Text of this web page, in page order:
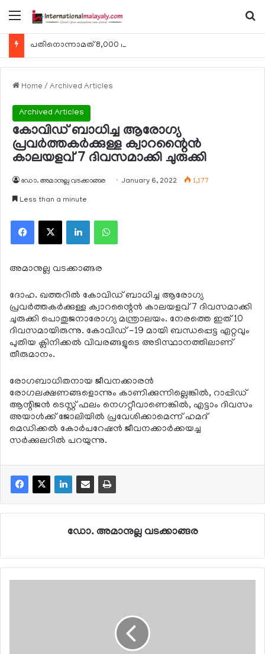
Menu
Home / Archived Articles
Archived Articles
കോവിഡ് ബാധിച്ച ആരോഗ്യ
പ്രവര്‍ത്തകര്‍ക്കുള്ള ക്വാറന്റൈന്‍
കാലയളവ് 7 ദിവസമാക്കി ചുരുക്കി
ഡോ. അമാനുല്ല വടക്കാങ്ങര January 6, 2022 1,177
Less than a minute
Facebook
X LinkedInWhatsApp
അമാനുല്ല വടക്കാങ്ങര
ദോഹ. ഖത്തറില്‍ കോവിഡ് ബാധിച്ച ആരോഗ്യ
പ്രവര്‍ത്തകര്‍ക്കുള്ള ക്വാറന്റൈന്‍ കാലയളവ് 7 ദിവസമാക്കി
ചുരുക്കി പൊതുജനാരോഗ്യ മന്ത്രാലയം. നേരത്തെ ഇത് 10
ദിവസമായിരുന്നു. കോവിഡ് -19 മായി ബന്ധപ്പെട്ട ഏറ്റവും
പുതിയ ക്ലിനിക്കല്‍ വിവരങ്ങളുടെ അടിസ്ഥാനത്തിലാണ്
തീരുമാനം.
രോഗബാധിതനായ ജീവനക്കാരന്‍
രോഗലക്ഷണങ്ങളൊന്നും കാണിക്കുന്നില്ലെങ്കില്‍, റാപ്പിഡ്
ആന്റിജന്‍ ടെസ്റ്റ് ഫലം നെഗറ്റീവാണെങ്കില്‍, എട്ടാം ദിവസം
അയാള്‍ക്ക് ജോലിയില്‍ പ്രവേശിക്കാമെന്ന് ഹമദ്
മെഡിക്കല്‍ കോര്‍പറേഷന്‍ ജീവനക്കാര്‍ക്കയച്ച
സര്‍ക്കുലറില്‍ പറയുന്നു.
ഡോ. അമാനുല്ല വടക്കാങ്ങര